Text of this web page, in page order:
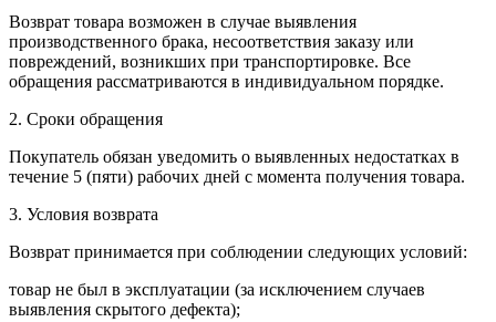
Возврат товара возможен в случае выявления
производственного брака, несоответствия заказу или
повреждений, возникших при транспортировке. Все
обращения рассматриваются в индивидуальном порядке.
2. Сроки обращения
Покупатель обязан уведомить о выявленных недостатках в
течение 5 (пяти) рабочих дней с момента получения товара.
3. Условия возврата
Возврат принимается при соблюдении следующих условий:
товар не был в эксплуатации (за исключением случаев
выявления скрытого дефекта);